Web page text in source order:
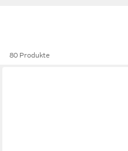
80 Produkte